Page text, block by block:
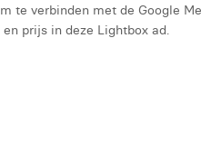
te verbinden met de Google
prijs in deze Lightbox ad.